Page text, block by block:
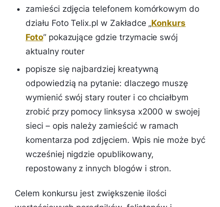
zamieści zdjęcia telefonem komórkowym do
działu Foto Telix.pl w Zakładce „Konkurs
Foto” pokazujące gdzie trzymacie swój
aktualny router
popisze się najbardziej kreatywną
odpowiedzią na pytanie: dlaczego muszę
wymienić swój stary router i co chciałbym
zrobić przy pomocy linksysa x2000 w swojej
sieci – opis należy zamieścić w ramach
komentarza pod zdjęciem. Wpis nie może być
wcześniej nigdzie opublikowany,
repostowany z innych blogów i stron.
Celem konkursu jest zwiększenie ilości